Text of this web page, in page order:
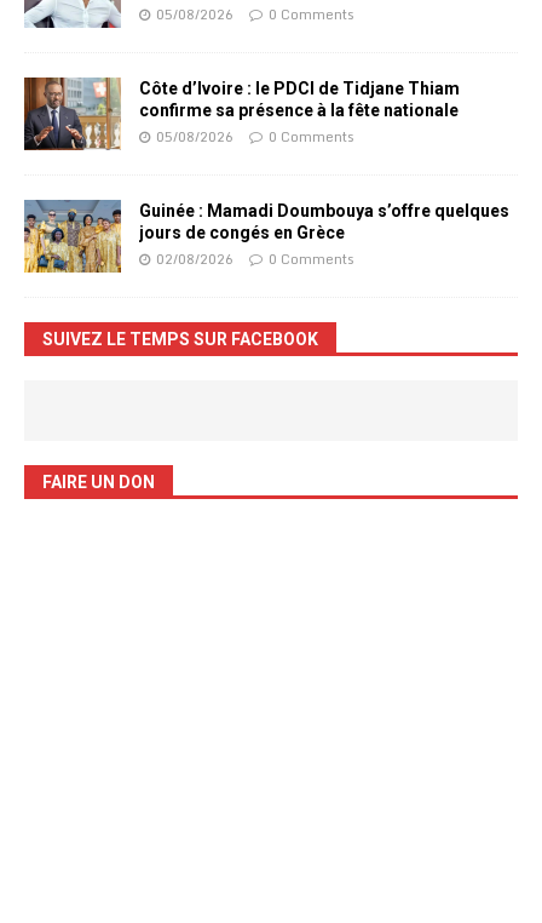
05/08/2026 0 Comments
Côte d’Ivoire : le PDCI de Tidjane Thiam
confirme sa présence à la fête nationale
05/08/2026 0 Comments
Guinée : Mamadi Doumbouya s’offre quelques
jours de congés en Grèce
02/08/2026 0 Comments
SUIVEZ LE TEMPS SUR FACEBOOK
FAIRE UN DON